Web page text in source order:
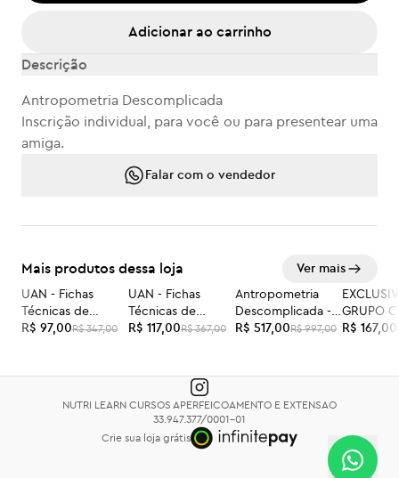
Adicionar ao carrinho
Descrição
Antropometria Descomplicada
Inscrição individual, para você ou para presentear uma
amiga.
Falar com o vendedor
Mais produtos dessa loja Ver mais
-72%
UAN - Fichas
Técnicas de
Preparações - ON-
R$ 97,00R$ 347,00
-68%
UAN - Fichas
Técnicas de
Preparações -
R$ 117,00R$ 367,00
-48%
Antropometria
Descomplicada -
DOSE DUPLA
R$ 517,00R$ 997,00
-47%
GRUPO
- UAN 27-
R$ 167,00
NUTRI LEARN CURSOS APERFEICOAMENTO E EXTENSAO
33.947.377/0001-01
Crie sua loja grátis